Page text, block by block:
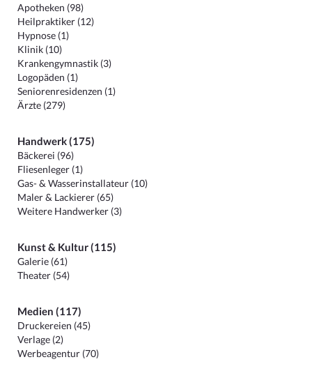
Apotheken (98)
Heilpraktiker (12)
Hypnose (1)
Klinik (10)
Krankengymnastik (3)
Logopäden (1)
Seniorenresidenzen (1)
Ärzte (279)
Handwerk (175)
Bäckerei (96)
Fliesenleger (1)
Gas- & Wasserinstallateur (10)
Maler & Lackierer (65)
Weitere Handwerker (3)
Kunst & Kultur (115)
Galerie (61)
Theater (54)
Medien (117)
Druckereien (45)
Verlage (2)
Werbeagentur (70)